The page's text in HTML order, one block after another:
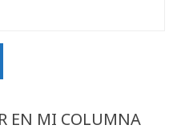
EN MI COLUMNA